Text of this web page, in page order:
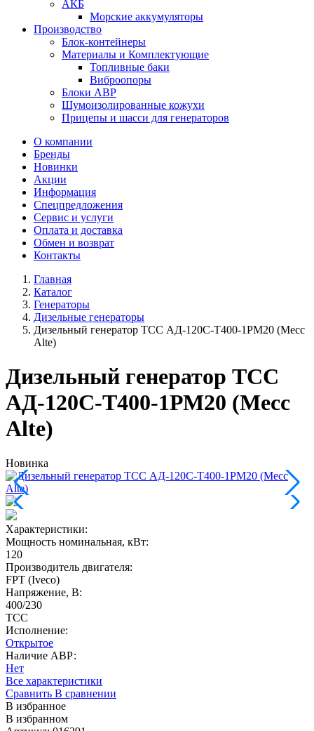
АКБ
Морские аккумуляторы
Производство
Блок-контейнеры
Материалы и Комплектующие
Топливные баки
Виброопоры
Блоки АВР
Шумоизолированные кожухи
Прицепы и шасси для генераторов
О компании
Бренды
Новинки
Акции
Информация
Спецпредложения
Сервис и услуги
Оплата и доставка
Обмен и возврат
Контакты
Главная
Каталог
Генераторы
Дизельные генераторы
Дизельный генератор ТСС АД-120С-Т400-1РМ20 (Mecc
Alte)
Дизельный генератор ТСС
АД-120С-Т400-1РМ20 (Mecc
Alte)
Новинка
Характеристики:
Мощность номинальная, кВт:
120
Производитель двигателя:
FPT (Iveco)
Напряжение, В:
400/230
ТСС
Исполнение:
Открытое
Наличие АВР:
Нет
Все характеристики
Сравнить В сравнении
В избранное
В избранном